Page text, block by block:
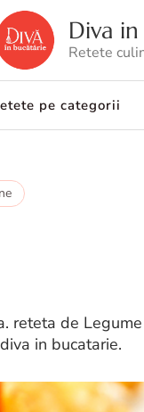
Diva
Retete
pe categorii
reteta de
in bucatarie.